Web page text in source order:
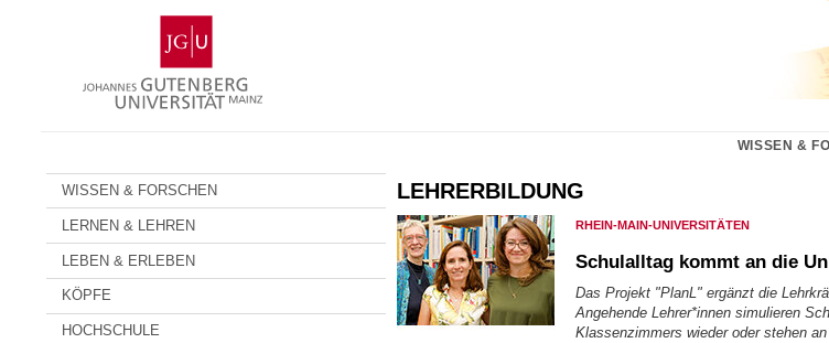
Gutenberg-
Universität
Mainz
WISSEN &
WISSEN & FORSCHEN
LERNEN & LEHREN
LEBEN & ERLEBEN
KÖPFE
HOCHSCHULE
LEHRERBILDUNG
RHEIN-MAIN-UNIVERSITÄTEN
Schulalltag kommt an die
Das Projekt "PlanL" ergänzt die
Angehende Lehrer*innen simulieren
Klassenzimmers wieder oder stehen